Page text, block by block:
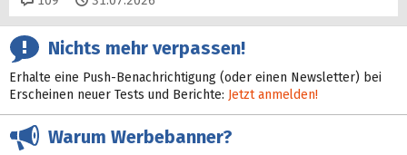
Nichts mehr verpassen!
Erhalte eine Push-Benachrichtigung (oder einen Newsletter) bei
Erscheinen neuer Tests und Berichte: Jetzt anmelden!
Warum Werbebanner?